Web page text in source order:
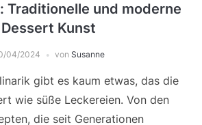
Traditionelle und moderne
Dessert Kunst
04/2024 von Susanne
gibt es kaum etwas, das die
wie süße Leckereien. Von den
die seit Generationen